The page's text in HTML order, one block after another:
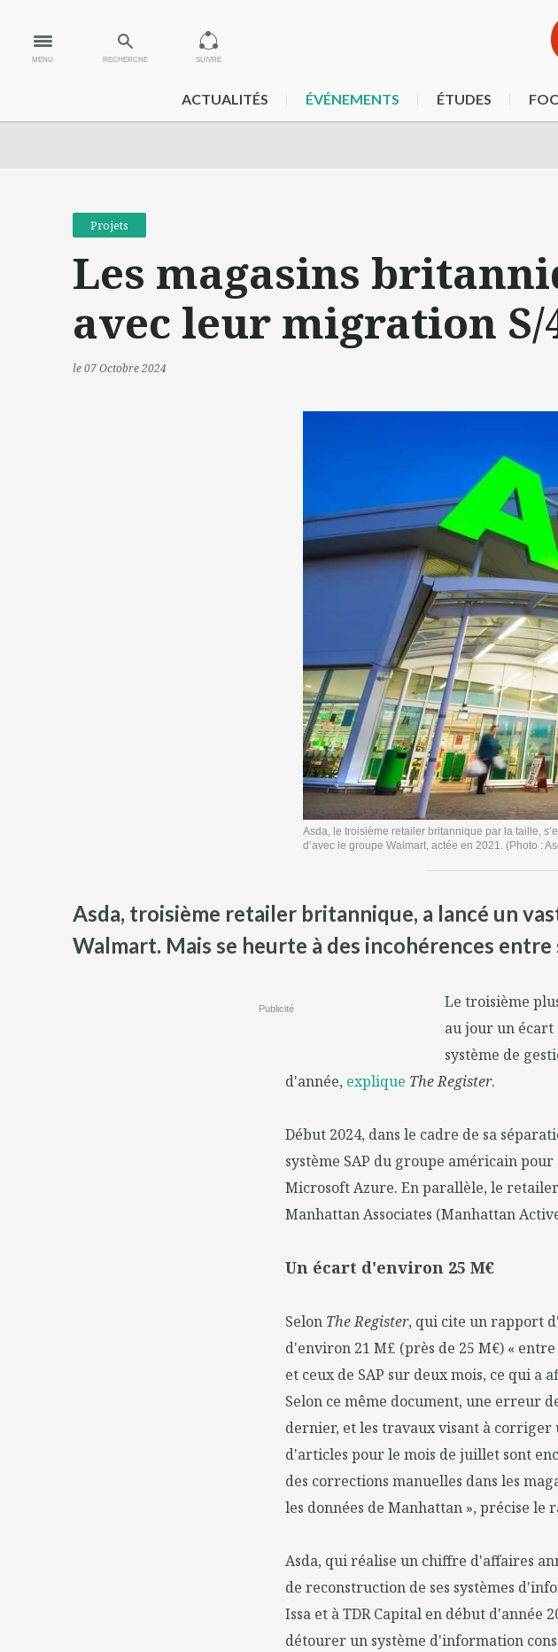
MENU RECHERCHE SUIVRE
ACTUALITÉS ÉVÉNEMENTS ÉTUDES
Projets
Les magasins
avec leur migration
le 07 Octobre 2024
Asda, le troisième retailer britannique par la taille,
d’avec le groupe Walmart, actée en 2021. (Photo :
Asda, troisième retailer britannique, a lancé un
Walmart. Mais se heurte à des incohérences
Publicité
Le troisième
au jour un
système de
d'année, explique The Register.
Début 2024, dans le cadre de sa
système SAP du groupe américain
Microsoft Azure. En parallèle, le
Manhattan Associates (Manhattan
Un écart d'environ 25 M€
Selon The Register, qui cite un rapport
d'environ 21 M£ (près de 25 M€) «
et ceux de SAP sur deux mois, ce qui
Selon ce même document, une erreur
dernier, et les travaux visant à
d'articles pour le mois de juillet sont
des corrections manuelles dans les
les données de Manhattan », précise le
Asda, qui réalise un chiffre d'affaires
de reconstruction de ses systèmes
Issa et à TDR Capital en début d'année
détourer un système d'information